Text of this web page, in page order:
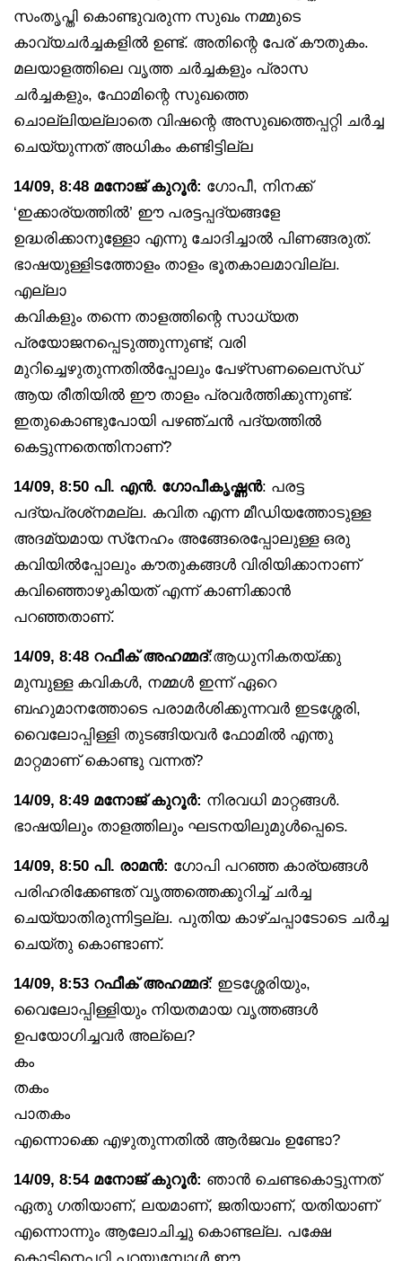
സംതൃപ്തി കൊണ്ടുവരുന്ന സുഖം നമ്മുടെ
കാവ്യചർച്ചകളിൽ ഉണ്ട്. അതിന്റെ പേര് കൗതുകം.
മലയാളത്തിലെ വൃത്ത ചർച്ചകളും പ്രാസ
ചർച്ചകളും, ഫോമിന്റെ സുഖത്തെ
ചൊല്ലിയല്ലാതെ വിഷന്റെ അസുഖത്തെപ്പറ്റി ചർച്ച
ചെയ്യുന്നത് അധികം കണ്ടിട്ടില്ല
14/09, 8:48 മനോജ് കുറൂർ: ഗോപീ, നിനക്ക്
‘ഇക്കാര്യത്തിൽ’ ഈ പരട്ടപ്പദ്യങ്ങളേ
ഉദ്ധരിക്കാനുള്ളോ എന്നു ചോദിച്ചാൽ പിണങ്ങരുത്.
ഭാഷയുള്ളിടത്തോളം താളം ഭൂതകാലമാവില്ല.
എല്ലാ
കവികളും തന്നെ താളത്തിന്റെ സാധ്യത
പ്രയോജനപ്പെടുത്തുന്നുണ്ട്; വരി
മുറിച്ചെഴുതുന്നതിൽപ്പോലും പേഴ്‌സണലൈസ്ഡ്
ആയ രീതിയിൽ ഈ താളം പ്രവർത്തിക്കുന്നുണ്ട്.
ഇതുകൊണ്ടുപോയി പഴഞ്ചൻ പദ്യത്തിൽ
കെട്ടുന്നതെന്തിനാണ്?
14/09, 8:50 പി. എൻ. ഗോപീകൃഷ്ണൻ: പരട്ട
പദ്യപ്രശ്‌നമല്ല. കവിത എന്ന മീഡിയത്തോടുള്ള
അദമ്യമായ സ്‌നേഹം അങ്ങേരെപ്പോലുള്ള ഒരു
കവിയിൽപ്പോലും കൗതുകങ്ങൾ വിരിയിക്കാനാണ്
കവിഞ്ഞൊഴുകിയത് എന്ന് കാണിക്കാൻ
പറഞ്ഞതാണ്.
14/09, 8:48 റഫീക് അഹമ്മദ്:ആധുനികതയ്ക്കു
മുമ്പുള്ള കവികൾ, നമ്മൾ ഇന്ന് ഏറെ
ബഹുമാനത്തോടെ പരാമർശിക്കുന്നവർ ഇടശ്ശേരി,
വൈലോപ്പിള്ളി തുടങ്ങിയവർ ഫോമിൽ എന്തു
മാറ്റമാണ് കൊണ്ടു വന്നത്?
14/09, 8:49 മനോജ് കുറൂർ: നിരവധി മാറ്റങ്ങൾ.
ഭാഷയിലും താളത്തിലും ഘടനയിലുമുൾപ്പെടെ.
14/09, 8:50 പി. രാമൻ: ഗോപി പറഞ്ഞ കാര്യങ്ങൾ
പരിഹരിക്കേണ്ടത് വൃത്തത്തെക്കുറിച്ച് ചർച്ച
ചെയ്യാതിരുന്നിട്ടല്ല. പുതിയ കാഴ്ചപ്പാടോടെ ചർച്ച
ചെയ്തു കൊണ്ടാണ്.
14/09, 8:53 റഫീക് അഹമ്മദ്: ഇടശ്ശേരിയും,
വൈലോപ്പിള്ളിയും നിയതമായ വൃത്തങ്ങൾ
ഉപയോഗിച്ചവർ അല്ലെ?
കം
തകം
പാതകം
എന്നൊക്കെ എഴുതുന്നതിൽ ആർജവം ഉണ്ടോ?
14/09, 8:54 മനോജ് കുറൂർ: ഞാൻ ചെണ്ടകൊട്ടുന്നത്
ഏതു ഗതിയാണ്, ലയമാണ്, ജതിയാണ്, യതിയാണ്
എന്നൊന്നും ആലോചിച്ചു കൊണ്ടല്ല. പക്ഷേ
കൊട്ടിനെപ്പറ്റി പറയുമ്പോൾ ഈ